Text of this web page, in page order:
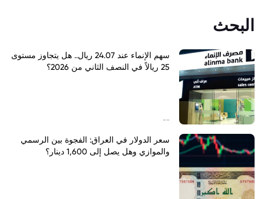
البحث
سهم الإنماء عند 24.07 ريال.. هل يتجاوز مستوى
25 ريالاً في النصف الثاني من 2026؟
--
سعر الدولار في العراق: الفجوة بين الرسمي
والموازي وهل يصل إلى 1,600 دينار؟